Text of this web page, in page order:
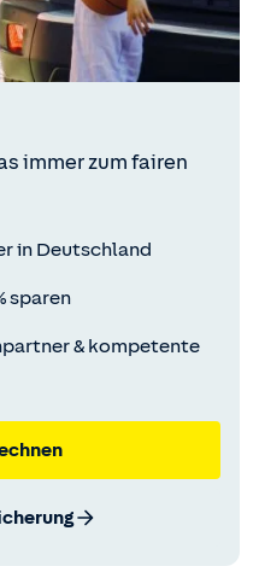
immer zum fairen
in Deutschland
sparen
& kompetente